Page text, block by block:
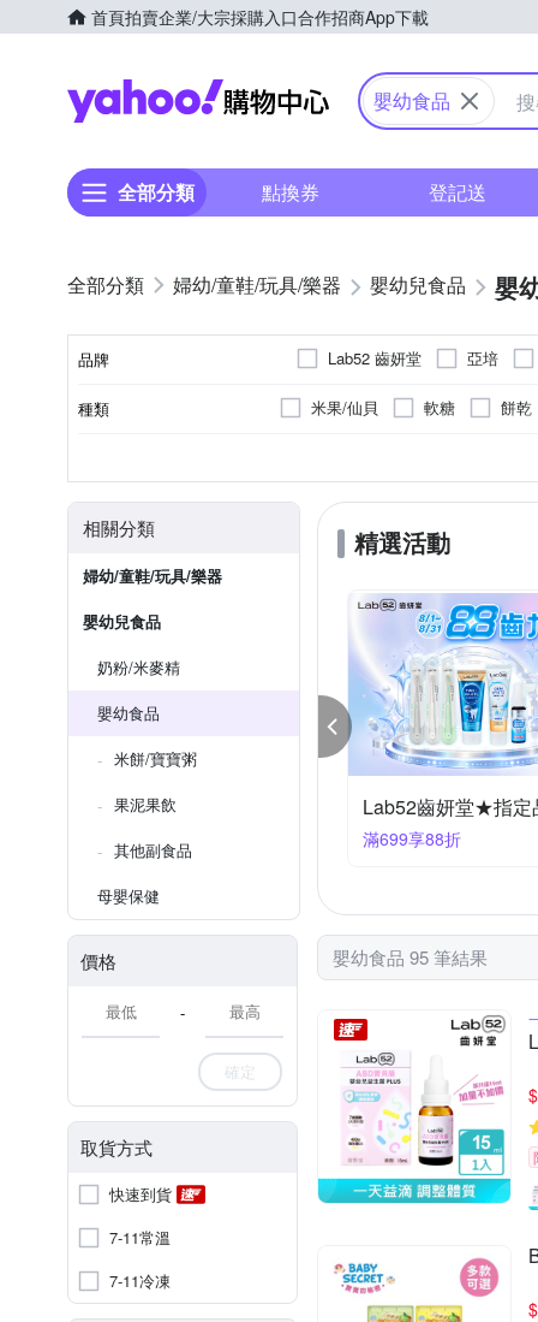
首頁拍賣企業/大宗採購入口合作招商App下載
Yahoo購物中心
嬰幼食品
全部分類 點換券 登記送
婦幼/童鞋/玩具/樂器 嬰幼兒食品 嬰
品牌 Lab52 齒妍堂 亞培
種類 米果/仙貝 軟糖 餅乾
相關分類
婦幼/童鞋/玩具/樂器
嬰幼兒食品
奶粉/米麥精
嬰幼食品
米餅/寶寶粥
果泥果飲
其他副食品
母嬰保健
價格
-
確定
取貨方式
快速到貨
7-11常溫
7-11冷凍
精選活動
齒妍堂★指定品滿699享88折 HiPP喜寶多入優惠
任選6件469
嬰幼食品 95 筆結果
$
$